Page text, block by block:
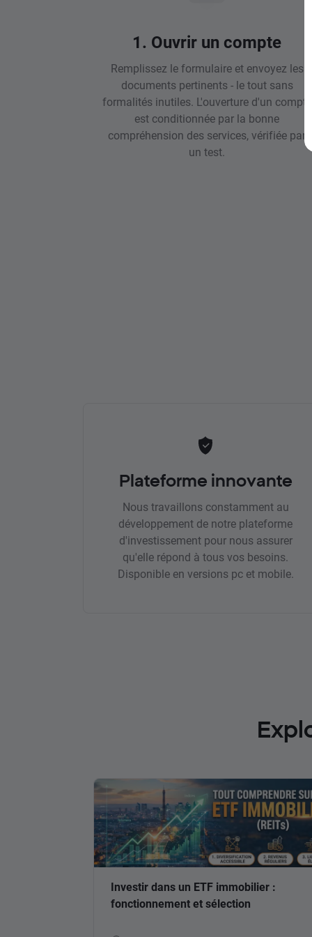
1. Ouvrir un compte
Remplissez le formulaire et envoyez les
documents pertinents - le tout sans
formalités inutiles. L'ouverture d'un compte
est conditionnée par la bonne
compréhension des services, vérifiée par
un test.
Plateforme innovante
Nous travaillons constamment au
développement de notre plateforme
d'investissement pour nous assurer
qu'elle répond à tous vos besoins.
Disponible en versions pc et mobile.
Investir dans un ETF immobilier :
fonctionnement et sélection